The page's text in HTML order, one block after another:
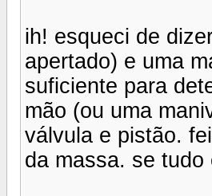
ih! esqueci de
apertado) e uma
suficiente para
mão (ou uma
válvula e pistão.
da massa. se